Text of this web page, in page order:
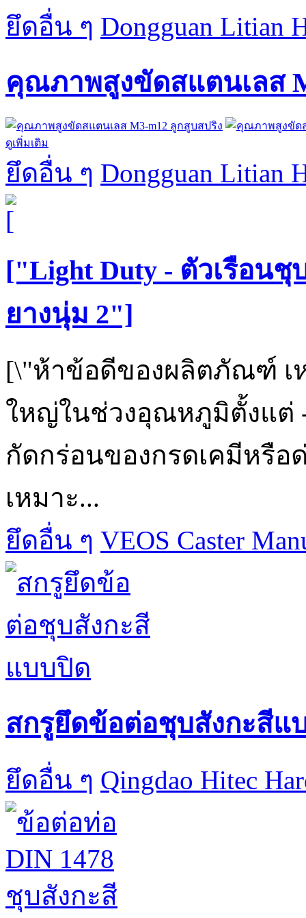
ยึดอื่น ๆ Dongguan Litian
คุณภาพสูงขัดสแตนเลส
ดูเพิ่มเติม
ยึดอื่น ๆ Dongguan Litian
["Light Duty - ตัวเรือน
ยางนุ่ม 2"]
[\"ห้าข้อดีของผลิตภัณฑ์ เ
ใหญ่ในช่วงอุณหภูมิตั้งแต่ -
กัดกร่อนของกรดเคมีหรือ
เหมาะ...
ยึดอื่น ๆ VEOS Caster
สกรูยึดข้อต่อชุบสังกะสีแ
ยึดอื่น ๆ Qingdao Hitec